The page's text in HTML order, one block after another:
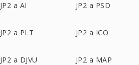
JP2 a AI JP2 a PSD
JP2 a PLT JP2 a ICO
JP2 a DJVU JP2 a MAP